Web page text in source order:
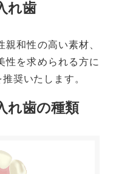
れ歯
和性の高い素材、
性を求められる方に
奨いたします。
れ歯の種類